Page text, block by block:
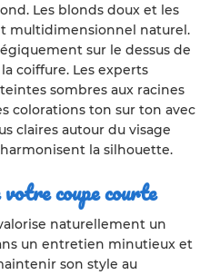
Les blonds doux et les
multidimensionnel naturel.
sur le dessus de
coiffure. Les experts
sombres aux racines
colorations ton sur ton avec
claires autour du visage
la silhouette.
coupe courte
naturellement un
un entretien minutieux et
son style au